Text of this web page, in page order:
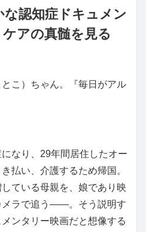
認知症ドキュメン
アの真髄を見る
こ）ちゃん。『毎日がアル
なり、29年間居住したオー
払い、介護するため帰国。
ている母親を、娘であり映
メラで追う――。そう説明す
ンタリー映画だと想像する